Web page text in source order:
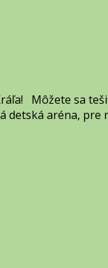
Môžete sa
detská aréna, pre